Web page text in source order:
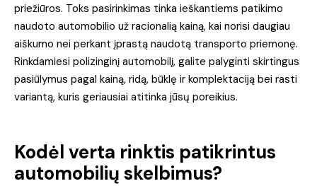
priežiūros. Toks pasirinkimas tinka ieškantiems patikimo
naudoto automobilio už racionalią kainą, kai norisi daugiau
aiškumo nei perkant įprastą naudotą transporto priemonę.
Rinkdamiesi polizinginį automobilį, galite palyginti skirtingus
pasiūlymus pagal kainą, ridą, būklę ir komplektaciją bei rasti
variantą, kuris geriausiai atitinka jūsų poreikius.
Kodėl verta rinktis patikrintus
automobilių skelbimus?